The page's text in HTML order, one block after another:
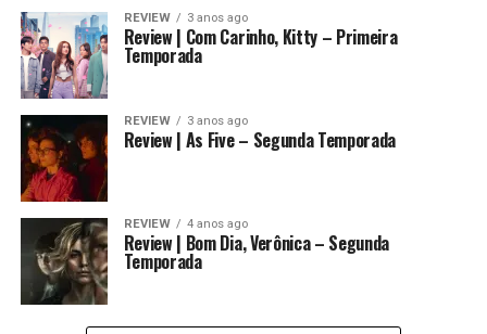
REVIEW 3 anos ago
Review | Com Carinho, Kitty – Primeira
Temporada
REVIEW 3 anos ago
Review | As Five – Segunda Temporada
REVIEW 4 anos ago
Review | Bom Dia, Verônica – Segunda
Temporada